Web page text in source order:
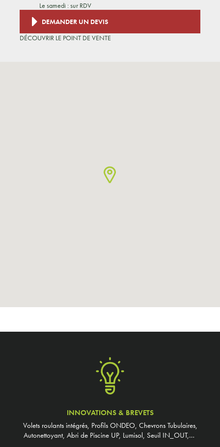
Le samedi : sur RDV
DEMANDER UN DEVIS
DÉCOUVRIR LE POINT DE VENTE
INNOVATIONS & BREVETS
Volets roulants intégrés, Profils ONDEO, Chevrons Tubulaires,
Autonettoyant, Abri de Piscine UP, Lumisol, Seuil IN_OUT,…